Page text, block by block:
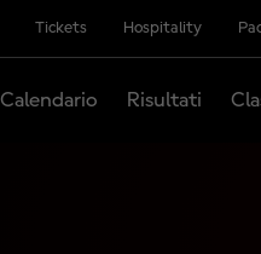
Tickets Hospitality
Calendario Risultati